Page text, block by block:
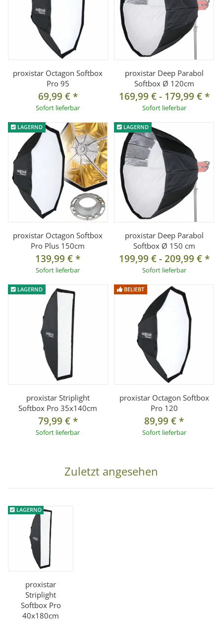
proxistar Octagon Softbox
Pro 95
69,99 €*
Sofort lieferbar
proxistar Deep Parabol
Softbox Ø 120cm
169,99 €- 179,99 €*
Sofort lieferbar
LAGERND
proxistar Octagon Softbox
Pro Plus 150cm
139,99 €*
Sofort lieferbar
LAGERND
proxistar Deep Parabol
Softbox Ø 150 cm
199,99 €-209,99 €*
Sofort lieferbar
LAGERND
proxistar Striplight
Softbox Pro 35x140cm
79,99 €*
Sofort lieferbar
BELIEBT
proxistar Octagon Softbox
Pro 120
89,99 €*
Sofort lieferbar
Zuletzt angesehen
LAGERND
proxistar
Striplight
Softbox Pro
40x180cm